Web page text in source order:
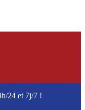
24 et 7j/7 !